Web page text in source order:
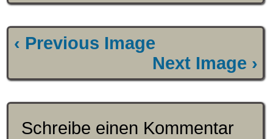
‹ Previous Image
Next Image ›
Schreibe einen Kommentar